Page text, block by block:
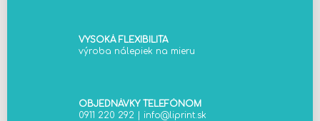
v
k
ý
p
VYSOKÁ FLEXIBILITA
výroba nálepiek na mieru
OBJEDNÁVKY TELEFÓNOM
0911 220 292 | info@liprint.sk